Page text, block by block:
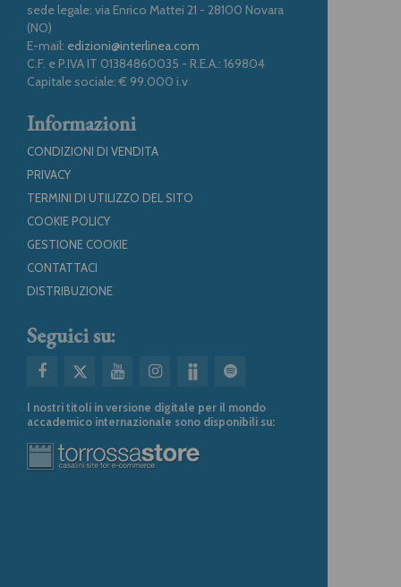
sede legale: via Enrico Mattei 21 - 28100 Novara
(NO)
E-mail: edizioni@interlinea.com
C.F. e P.IVA IT 01384860035 - R.E.A.: 169804
Capitale sociale: € 99.000 i.v
Informazioni
CONDIZIONI DI VENDITA
PRIVACY
TERMINI DI UTILIZZO DEL SITO
COOKIE POLICY
GESTIONE COOKIE
CONTATTACI
DISTRIBUZIONE
Seguici su:
I nostri titoli in versione digitale per il mondo
accademico internazionale sono disponibili su: